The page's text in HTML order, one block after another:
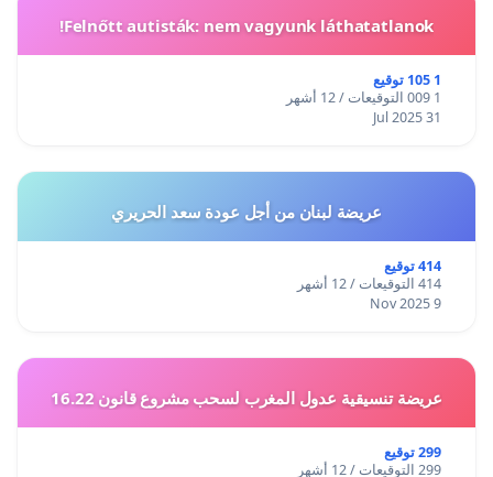
Felnőtt autisták: nem vagyunk láthatatlanok!
1 105 توقيع
1 009 التوقيعات / 12 أشهر
31 Jul 2025
عريضة لبنان من أجل عودة سعد الحريري
414 توقيع
414 التوقيعات / 12 أشهر
9 Nov 2025
عريضة تنسيقية عدول المغرب لسحب مشروع قانون 16.22
299 توقيع
299 التوقيعات / 12 أشهر